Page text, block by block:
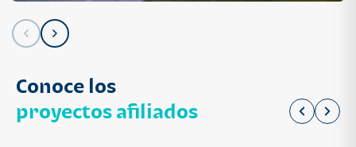
Conoce los
proyectos afiliados